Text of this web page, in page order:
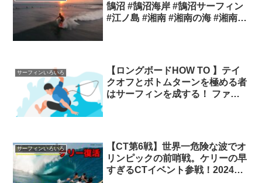
鵠沼 #鵠沼海岸 #鵠沼サーフィン
#江ノ島 #湘南 #湘南の海 #湘南海
サーフィンいろいろ
【ロングボードHOW TO 】テイ
クオフとボトムターンを極める者
はサーフィンを成する！ ファン
サーフィンいろいろ
【CT第6戦】世界一危険な波でオ
リンピックの前哨戦。ケリーの早
すぎるCTイベント参戦！2024資